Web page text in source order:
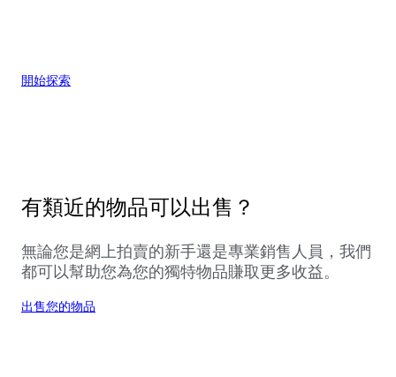
開始探索
有類近的物品可以出售？
無論您是網上拍賣的新手還是專業銷售人員，我們
都可以幫助您為您的獨特物品賺取更多收益。
出售您的物品